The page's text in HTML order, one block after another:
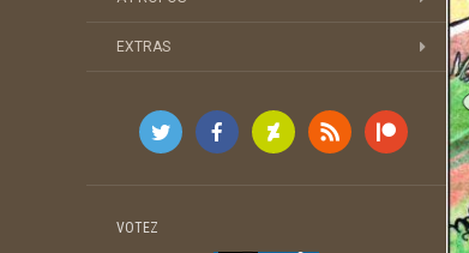
EXTRAS
VOTEZ